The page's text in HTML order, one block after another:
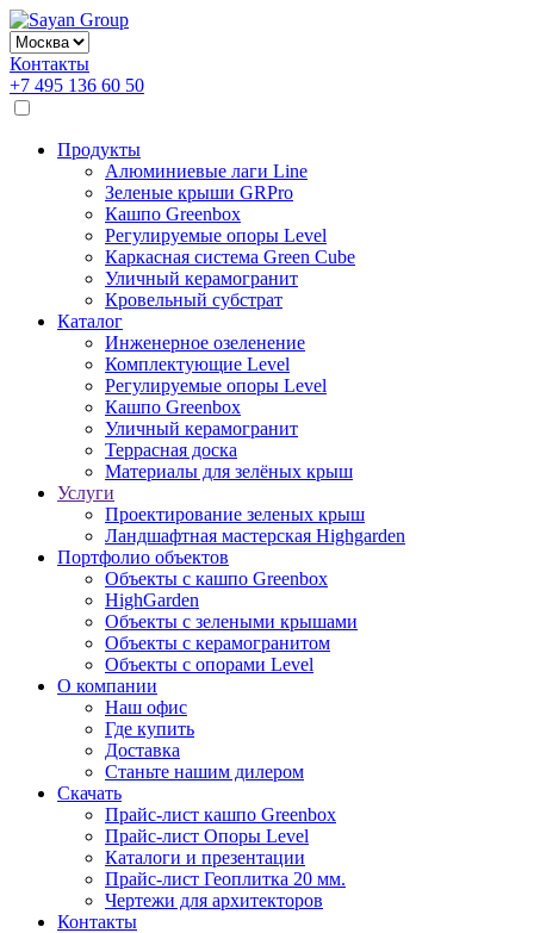
Контакты
+7 495 136 60 50
Продукты
Алюминиевые лаги Line
Зеленые крыши GRPro
Кашпо Greenbox
Регулируемые опоры Level
Каркасная система Green Cube
Уличный керамогранит
Кровельный субстрат
Каталог
Инженерное озеленение
Комплектующие Level
Регулируемые опоры Level
Кашпо Greenbox
Уличный керамогранит
Террасная доска
Материалы для зелёных крыш
Услуги
Проектирование зеленых крыш
Ландшафтная мастерская Highgarden
Портфолио объектов
Объекты с кашпо Greenbox
HighGarden
Объекты с зелеными крышами
Объекты с керамогранитом
Объекты с опорами Level
О компании
Наш офис
Где купить
Доставка
Станьте нашим дилером
Скачать
Прайс-лист кашпо Greenbox
Прайс-лист Опоры Level
Каталоги и презентации
Прайс-лист Геоплитка 20 мм.
Чертежи для архитекторов
Контакты